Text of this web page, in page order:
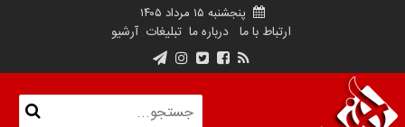
پنجشنبه ۱۵ مرداد ۱۴۰۵
ارتباط با ما درباره ما تبلیغات آرشیو